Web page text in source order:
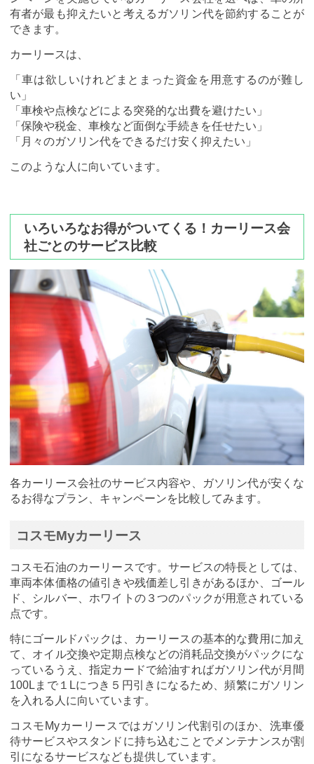
有者が最も抑えたいと考えるガソリン代を節約することが
できます。
カーリースは、
「車は欲しいけれどまとまった資金を用意するのが難し
い」
「車検や点検などによる突発的な出費を避けたい」
「保険や税金、車検など面倒な手続きを任せたい」
「月々のガソリン代をできるだけ安く抑えたい」
このような人に向いています。
いろいろなお得がついてくる！カーリース会
社ごとのサービス比較
各カーリース会社のサービス内容や、ガソリン代が安くな
るお得なプラン、キャンペーンを比較してみます。
コスモMyカーリース
コスモ石油のカーリースです。サービスの特長としては、
車両本体価格の値引きや残価差し引きがあるほか、ゴール
ド、シルバー、ホワイトの３つのパックが用意されている
点です。
特にゴールドパックは、カーリースの基本的な費用に加え
て、オイル交換や定期点検などの消耗品交換がパックにな
っているうえ、指定カードで給油すればガソリン代が月間
100Lまで１Lにつき５円引きになるため、頻繁にガソリン
を入れる人に向いています。
コスモMyカーリースではガソリン代割引のほか、洗車優
待サービスやスタンドに持ち込むことでメンテナンスが割
引になるサービスなども提供しています。